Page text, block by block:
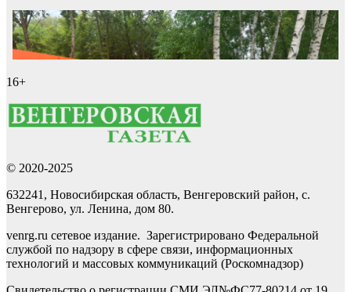
16+
© 2020-2025
632241, Новосибирская область, Венгеровский район, с.
Венгерово, ул. Ленина, дом 80.
venrg.ru сетевое издание. Зарегистрировано Федеральной
службой по надзору в сфере связи, информационных
технологий и массовых коммуникаций (Роскомнадзор)